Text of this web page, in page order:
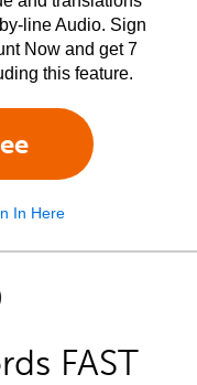
line Audio. Sign
Now and get 7
this feature.
In Here
FAST